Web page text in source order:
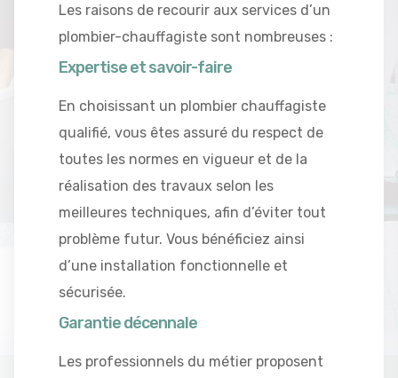
Les raisons de recourir aux services d’un
plombier-chauffagiste sont nombreuses :
Expertise et savoir-faire
En choisissant un plombier chauffagiste
qualifié, vous êtes assuré du respect de
toutes les normes en vigueur et de la
réalisation des travaux selon les
meilleures techniques, afin d’éviter tout
problème futur. Vous bénéficiez ainsi
d’une installation fonctionnelle et
sécurisée.
Garantie décennale
Les professionnels du métier proposent